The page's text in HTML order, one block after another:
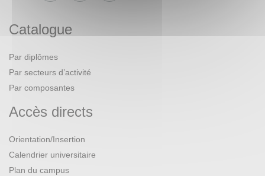
Catalogue
Par diplômes
Par secteurs d’activité
Par composantes
Accès directs
Orientation/Insertion
Calendrier universitaire
Plan du campus